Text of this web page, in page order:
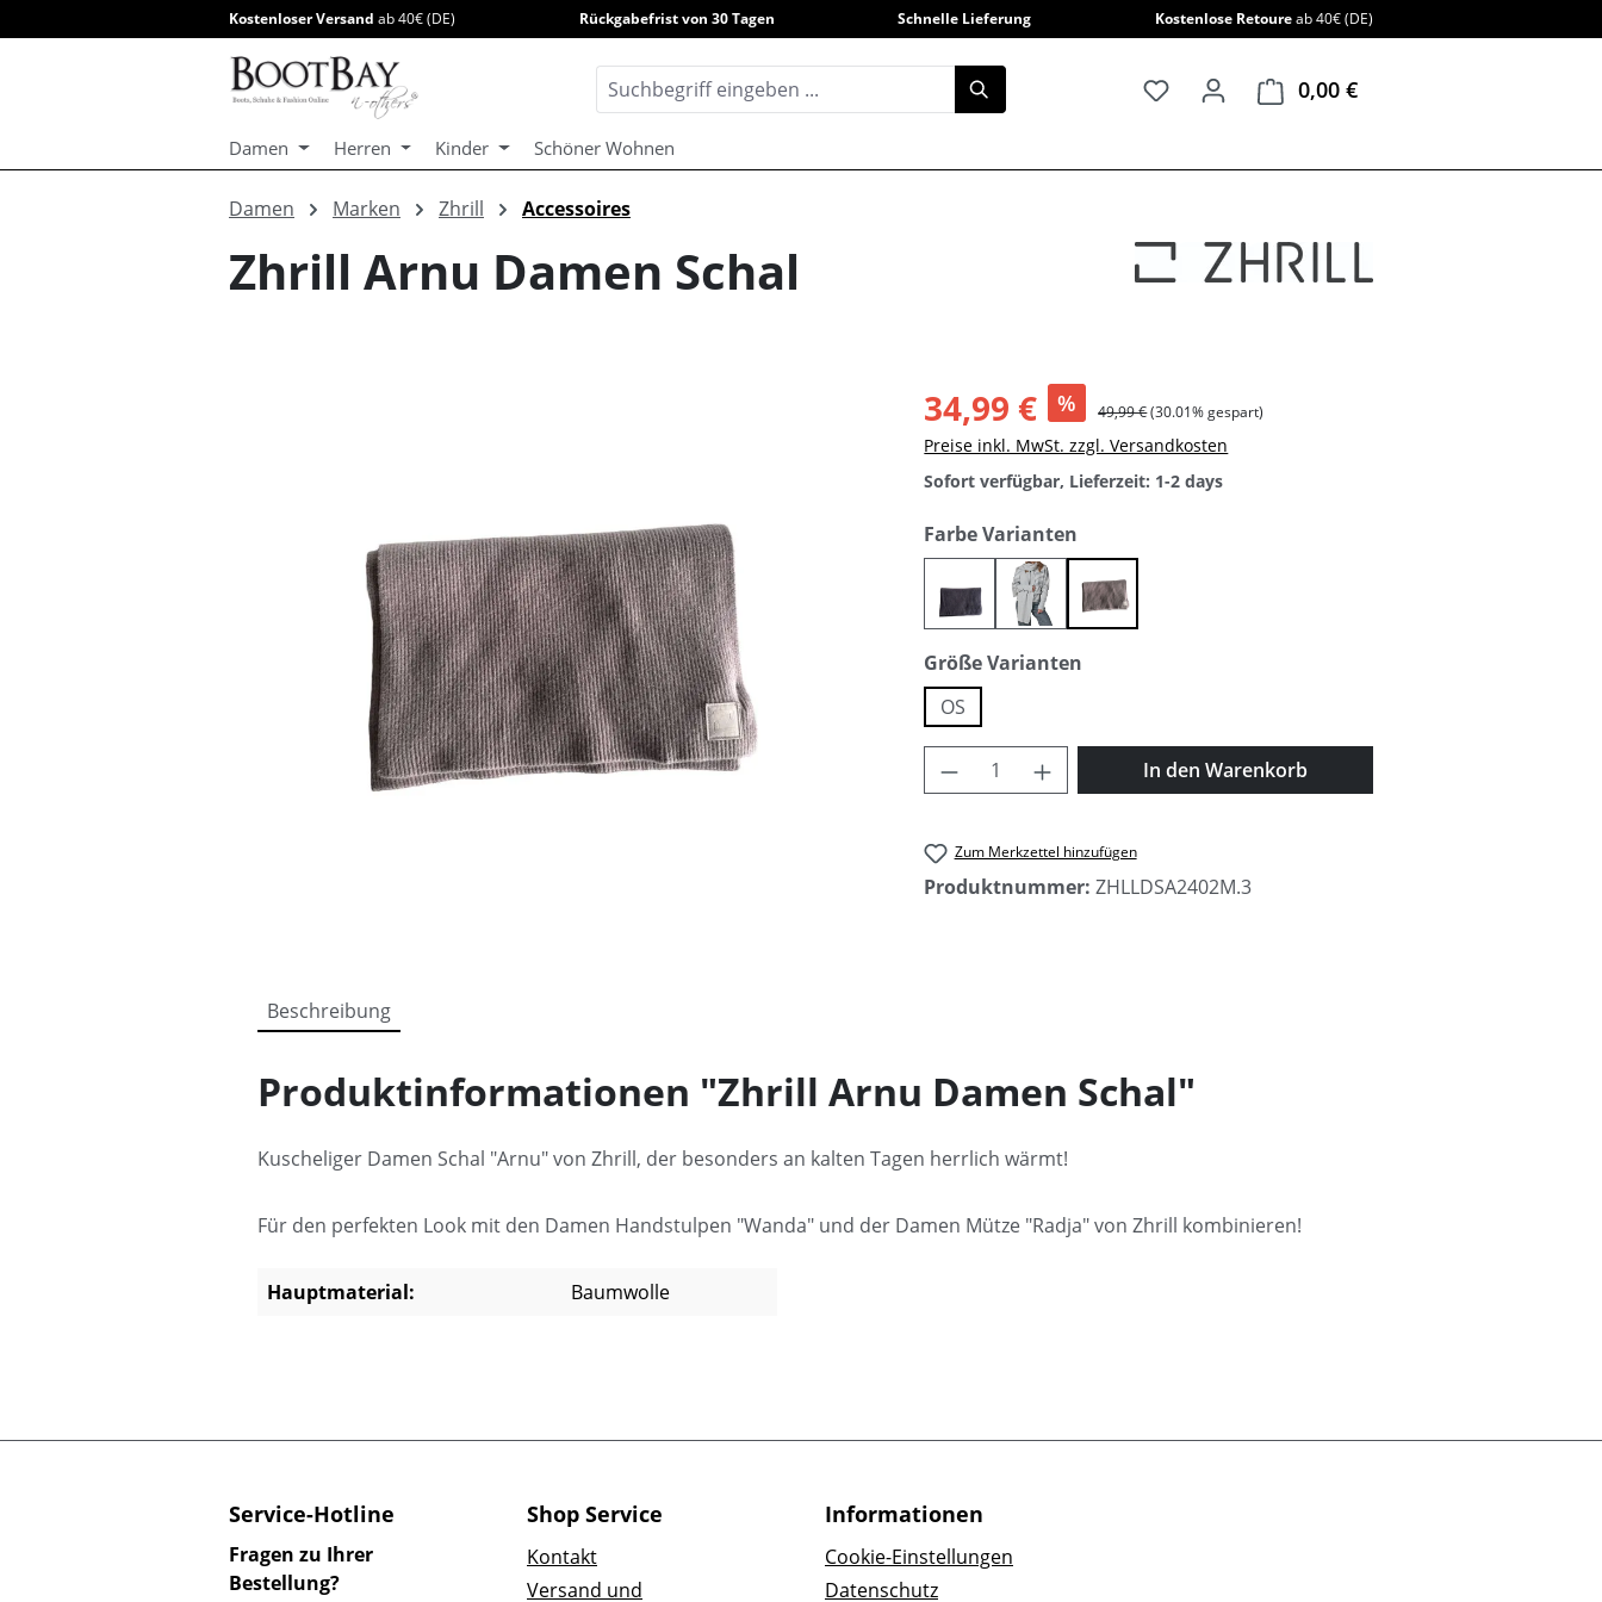
Zur Hauptnavigation springen
Kostenloser Versand ab 40€ (DE) Rückgabefrist von 30 Tagen Schnelle Lieferung Kostenlose Retoureab 40€ (DE)
0,00 €Warenkorb enthält 0
Damen Herren Kinder Schöner Wohnen
Damen Marken Zhrill Accessoires
Zhrill Arnu Damen Schal
34,99 € % 49,99 €(30.01% gespart)
Preise inkl. MwSt. zzgl. Versandkosten
Sofort verfügbar, Lieferzeit: 1-2 days
Farbe Varianten
anthra micro chip
taupe
Größe Varianten
OS
Produkt Anzahl: Gib den gewünschten Wert ein
In den Warenkorb
Zum Merkzettel hinzufügen
Produktnummer:ZHLLDSA2402M.3
Beschreibung
Produktinformationen "Zhrill Arnu Damen Schal"
Kuscheliger Damen Schal "Arnu" von Zhrill, der besonders an kalten Tagen herrlich wärmt!
Für den perfekten Look mit den Damen Handstulpen "Wanda" und der Damen Mütze "Radja" von Zhrill kombinieren!
Hauptmaterial: Baumwolle
Service-Hotline
Fragen zu Ihrer
Bestellung?
Shop Service
Kontakt
Versand und
Informationen
Cookie-Einstellungen
Datenschutz